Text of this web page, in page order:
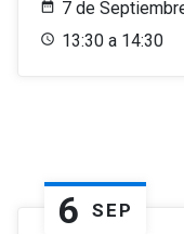
7 de
13:30 a 14:30
6 SEP